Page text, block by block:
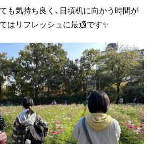
も気持ち良く、日頃机に向かう時間が
はリフレッシュに最適です✨